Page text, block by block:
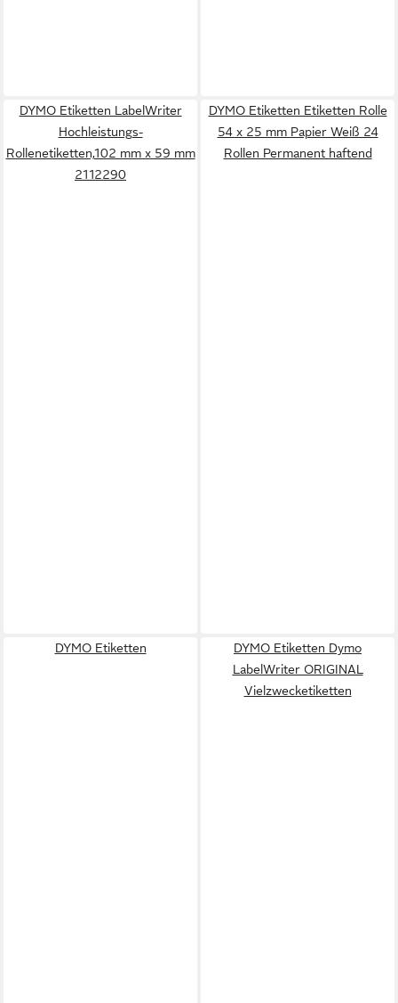
DYMO Etiketten LabelWriter
Hochleistungs-
Rollenetiketten,102 mm x 59 mm
2112290
DYMO Etiketten Etiketten Rolle
54 x 25 mm Papier Weiß 24
Rollen Permanent haftend
DYMO Etiketten
DYMO Etiketten Dymo
LabelWriter ORIGINAL
Vielzwecketiketten